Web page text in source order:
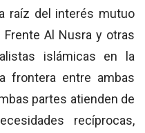
raíz del interés mutuo
Al Nusra y otras
islámicas en la
frontera entre ambas
partes atienden de
recíprocas,